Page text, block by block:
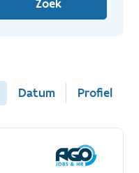
Zoek
Datum Profiel